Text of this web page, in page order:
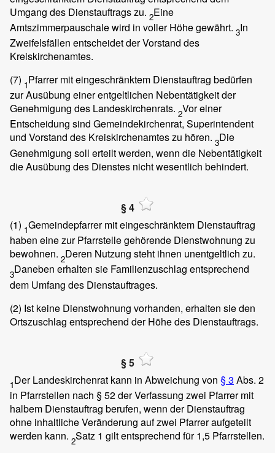
Umgang des Dienstauftrags zu. 2Eine
Amtszimmerpauschale wird in voller Höhe gewährt. 3In
Zweifelsfällen entscheidet der Vorstand des
Kreiskirchenamtes.
(7) 1Pfarrer mit eingeschränktem Dienstauftrag bedürfen
zur Ausübung einer entgeltlichen Nebentätigkeit der
Genehmigung des Landeskirchenrats. 2Vor einer
Entscheidung sind Gemeindekirchenrat, Superintendent
und Vorstand des Kreiskirchenamtes zu hören. 3Die
Genehmigung soll erteilt werden, wenn die Nebentätigkeit
die Ausübung des Dienstes nicht wesentlich behindert.
§ 4
(1) 1Gemeindepfarrer mit eingeschränktem Dienstauftrag
haben eine zur Pfarrstelle gehörende Dienstwohnung zu
bewohnen. 2Deren Nutzung steht ihnen unentgeltlich zu.
3Daneben erhalten sie Familienzuschlag entsprechend
dem Umfang des Dienstauftrages.
(2) Ist keine Dienstwohnung vorhanden, erhalten sie den
Ortszuschlag entsprechend der Höhe des Dienstauftrags.
§ 5
1Der Landeskirchenrat kann in Abweichung von § 3 Abs. 2
in Pfarrstellen nach § 52 der Verfassung zwei Pfarrer mit
halbem Dienstauftrag berufen, wenn der Dienstauftrag
ohne inhaltliche Veränderung auf zwei Pfarrer aufgeteilt
werden kann. 2Satz 1 gilt entsprechend für 1,5 Pfarrstellen.